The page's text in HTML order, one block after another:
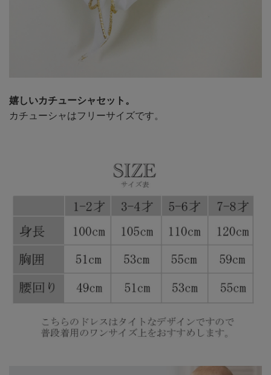
嬉しいカチューシャセット。
カチューシャはフリーサイズです。